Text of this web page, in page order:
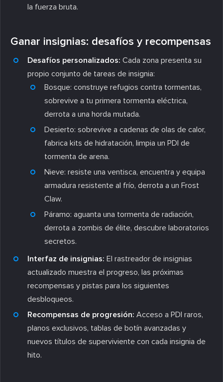
la fuerza bruta.
Ganar insignias: desafíos y recompensas
Desafíos personalizados: Cada zona presenta su
propio conjunto de tareas de insignia:
Bosque: construye refugios contra tormentas,
sobrevive a tu primera tormenta eléctrica,
derrota a una horda mutada.
Desierto: sobrevive a cadenas de olas de calor,
fabrica kits de hidratación, limpia un PDI de
tormenta de arena.
Nieve: resiste una ventisca, encuentra y equipa
armadura resistente al frío, derrota a un Frost
Claw.
Páramo: aguanta una tormenta de radiación,
derrota a zombis de élite, descubre laboratorios
secretos.
Interfaz de insignias: El rastreador de insignias
actualizado muestra el progreso, las próximas
recompensas y pistas para los siguientes
desbloqueos.
Recompensas de progresión: Acceso a PDI raros,
planos exclusivos, tablas de botín avanzadas y
nuevos títulos de superviviente con cada insignia de
hito.